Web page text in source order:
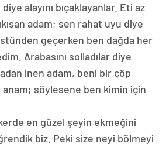
diye alayını bıçaklayanlar. Eti az
adam; sen rahat uyu diye
geçerken ben dağda her
Arabasını solladılar diye
inen adam, beni bir çöp
anam; söylesene ben kimin için
en güzel şeyin ekmeğini
biz. Peki size neyi bölmeyi